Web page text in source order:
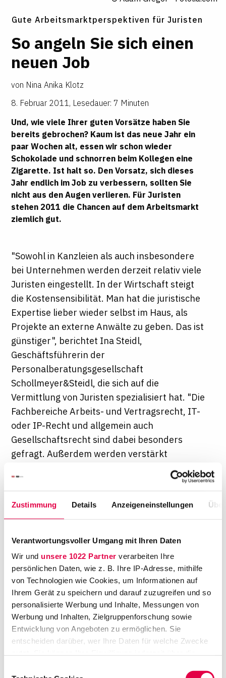
Zustimmung Details Anzeigeneinstellungen
Verantwortungsvoller Umgang mit Ihren Daten
Wir und unsere 1022 Partner verarbeiten Ihre
persönlichen Daten, wie z. B. Ihre IP-Adresse, mithilfe
von Technologien wie Cookies, um Informationen auf
Ihrem Gerät zu speichern und darauf zuzugreifen und so
personalisierte Werbung und Inhalte, Messungen von
Werbung und Inhalten, Zielgruppenforschung sowie
Entwicklung von Angeboten zu ermöglichen. Sie
entscheiden darüber, wer Ihre Daten für welche Zwecke
Gute Arbeitsmarktperspektiven für Juristen
So angeln Sie sich einen
neuen Job
von Nina Anika Klotz
8. Februar 2011, Lesedauer: 7 Minuten
Und, wie viele Ihrer guten Vorsätze haben Sie
bereits gebrochen? Kaum ist das neue Jahr ein
paar Wochen alt, essen wir schon wieder
Schokolade und schnorren beim Kollegen eine
Zigarette. Ist halt so. Den Vorsatz, sich dieses
Jahr endlich im Job zu verbessern, sollten Sie
nicht aus den Augen verlieren. Für Juristen
stehen 2011 die Chancen auf dem Arbeitsmarkt
ziemlich gut.
"Sowohl in Kanzleien als auch insbesondere
bei Unternehmen werden derzeit relativ viele
Juristen eingestellt. In der Wirtschaft steigt
die Kostensensibilität. Man hat die juristische
Expertise lieber wieder selbst im Haus, als
Projekte an externe Anwälte zu geben. Das ist
günstiger", berichtet Ina Steidl,
Geschäftsführerin der
Personalberatungsgesellschaft
Schollmeyer&Steidl, die sich auf die
Vermittlung von Juristen spezialisiert hat. "Die
Fachbereiche Arbeits- und Vertragsrecht, IT-
oder IP-Recht und allgemein auch
Gesellschaftsrecht sind dabei besonders
gefragt. Außerdem werden verstärkt
Finanzierungsexperten auf jüngerer Ebene
gesucht, also Anwälte, die zwei oder drei
viel versprechend. Jetzt muss das Projekt
angegangen werden – aber wie? Über einen
"Headhunter" oder einen Personalvermittler
wie Schollmeyer&Steidl zu gehen, hat seine
Vorteile: "Wir haben einen großen
Marktüberblick, weil wir ständig mit
potentiellen Arbeitgebern in Kontakt stehen.
Außerdem gibt es eine Art 'grauen
Arbeitsmarkt': Es werden längst nicht alle